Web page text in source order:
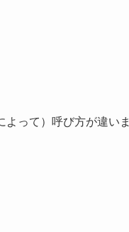
って）呼び方が違いま